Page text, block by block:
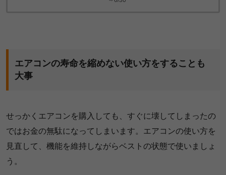
エアコンの寿命を縮めない使い方をすることも
大事
せっかくエアコンを購入しても、すぐに壊してしまったの
ではお金の無駄になってしまいます。エアコンの使い方を
見直して、機能を維持しながらベストの状態で使いましょ
う。